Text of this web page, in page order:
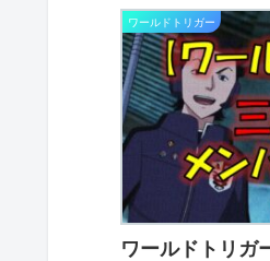
ワールドトリガー
ワールドトリガ